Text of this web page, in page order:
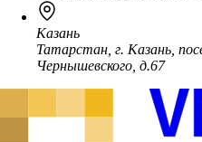
Казань
Татарстан, г. Казань,
Чернышевского, д.67